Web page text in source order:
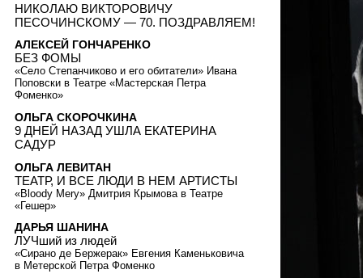
НИКОЛАЮ ВИКТОРОВИЧУ
ПЕСОЧИНСКОМУ — 70. ПОЗДРАВЛЯЕМ!
АЛЕКСЕЙ ГОНЧАРЕНКО
БЕЗ ФОМЫ
«Село Степанчиково и его обитатели» Ивана
Поповски в Театре «Мастерская Петра
Фоменко»
ОЛЬГА СКОРОЧКИНА
9 ДНЕЙ НАЗАД УШЛА ЕКАТЕРИНА
САДУР
ОЛЬГА ЛЕВИТАН
ТЕАТР, И ВСЕ ЛЮДИ В НЕМ АРТИСТЫ
«Bloody Mery» Дмитрия Крымова в Театре
«Гешер»
ДАРЬЯ ШАНИНА
ЛУЧший из людей
«Сирано де Бержерак» Евгения Каменьковича
в Метерской Петра Фоменко